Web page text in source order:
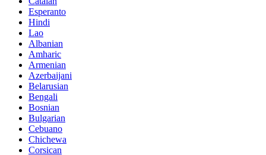
Esperanto
Hindi
Lao
Albanian
Amharic
Armenian
Azerbaijani
Belarusian
Bengali
Bosnian
Bulgarian
Cebuano
Chichewa
Corsican